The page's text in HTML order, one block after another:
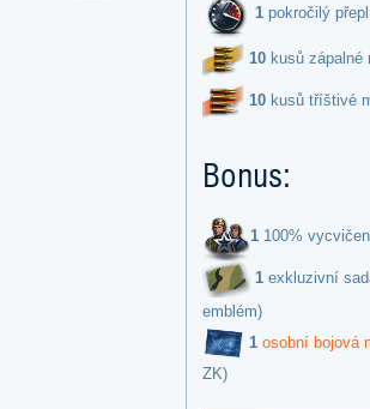
1 pokročilý
10 kusů zápalné
10 kusů tříštivé
Bonus:
1 100%
1 exkluzivní
emblém)
1 osobní bojová
ZK)